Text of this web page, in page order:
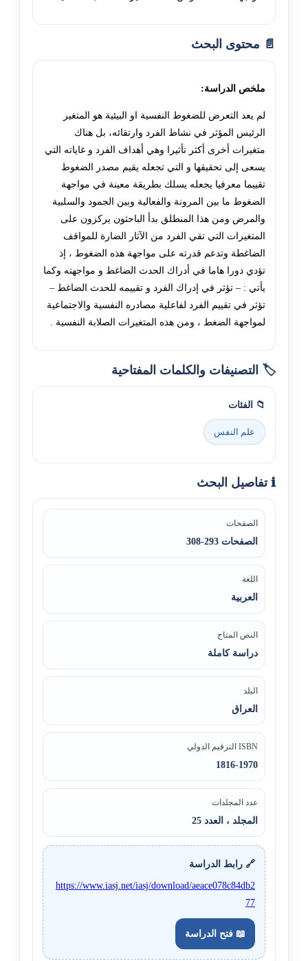
📄 محتوى البحث
ملخص الدراسة:
لم يعد التعرض للضغوط النفسية او البيئية هو المتغير
الرئيس المؤثر في نشاط الفرد وارتقائه، بل هناك
متغيرات أخرى أكثر تأثيرا وهي أهداف الفرد و غاياته التي
يسعى إلى تحقيقها و التي تجعله يقيم مصدر الضغوط
تقييما معرفيا يجعله يسلك بطريقة معينة في مواجهة
الضغوط ما بين المرونة والفعالية وبين الجمود والسلبية
والمرض ومن هذا المنطلق بدأ الباحثون يركزون على
المتغيرات التي تقي الفرد من الآثار الضارة للمواقف
الضاغطة وتدعم قدرته على مواجهة هذه الضغوط ، إذ
تؤدي دورا هاما في أدراك الحدث الضاغط و مواجهته وكما
يأتي : – تؤثر في إدراك الفرد و تقييمه للحدث الضاغط –
تؤثر في تقييم الفرد لفاعلية مصادره النفسية والاجتماعية
لمواجهة الضغط ، ومن هذه المتغيرات الصلابة النفسية .
🏷️ التصنيفات والكلمات المفتاحية
📁 الفئات
علم النفس
ℹ️ تفاصيل البحث
الصفحات
الصفحات 293-308
اللغة
العربية
النص المتاح
دراسة كاملة
البلد
العراق
ISBN الترقيم الدولي
1816-1970
عدد المجلدات
المجلد ، العدد 25
🔗 رابط الدراسة
https://www.iasj.net/iasj/download/aeace078c84db2
77
📖 فتح الدراسة